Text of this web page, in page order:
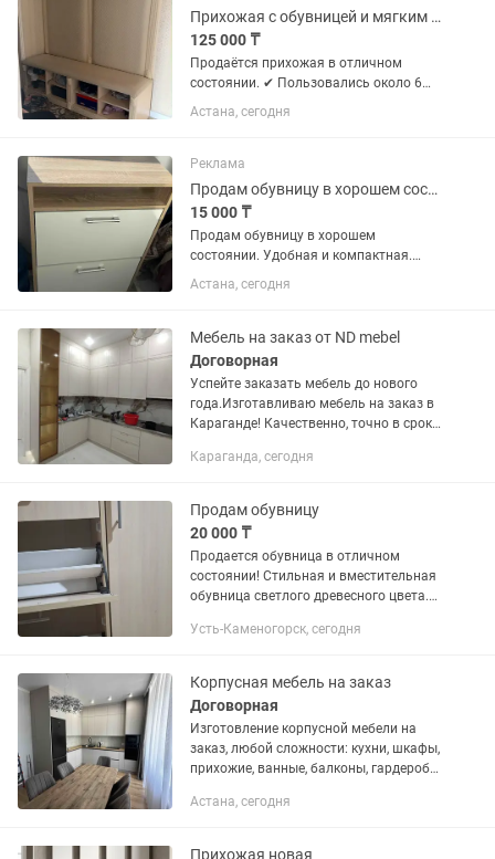
Прихожая с обувницей и мягким сиденьем, состояние почти новое
125 000 ₸
Продаётся прихожая в отличном
состоянии. ✔ Пользовались около 6
месяцев. ✔ Всё целое, без
повреждений. ✔ Мягкое сиденье и
верхней одежды. ✔ Вместительная
обувница. ✔...
Астана, сегодня
Реклама
Продам обувницу в хорошем состоянии
15 000 ₸
Продам обувницу в хорошем
состоянии. Удобная и компактная.
Размеры 602590. Самовывоз.
Астана, сегодня
Мебель на заказ от ND mebel
Договорная
Успейте заказать мебель до нового
года.Изготавливаю мебель на заказ в
Караганде! Качественно, точно в срок
размерам и пожеланиям. Срок
Караганда, сегодня
Продам обувницу
20 000 ₸
Продается обувница в отличном
состоянии! Стильная и вместительная
обувница светлого древесного цвета.
и удобный выдвижной ящик для
Усть-Каменогорск, сегодня
Корпусная мебель на заказ
Договорная
Изготовление корпусной мебели на
заказ, любой сложности: кухни, шкафы,
прихожие, ванные, балконы, гардеробы,
зеркала с подсветкой и т.д. От
Астана, сегодня
Прихожая новая